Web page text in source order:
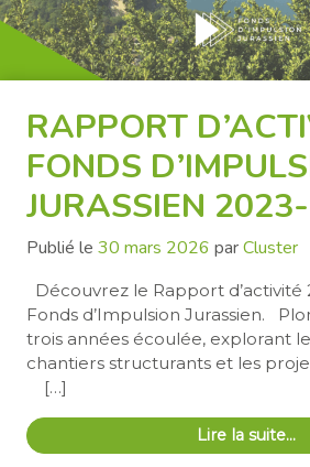
RAPPORT
FONDS
JURASSIEN
Publié le 30 mars 2026 parCluster
Découvrez le Rapport d’activité
Fonds d’Impulsion Jurassien.
trois années écoulée, explorant
chantiers structurants et les
[…]
Lire la suite…